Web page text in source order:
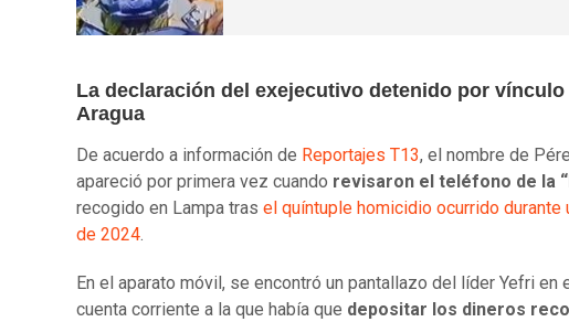
La declaración del exejecutivo detenido por vínculo
Aragua
De acuerdo a información de Reportajes T13, el nombre de
apareció por primera vez cuando revisaron el teléfono de la
recogido en Lampa tras el quíntuple homicidio ocurrido durante
de 2024.
En el aparato móvil, se encontró un pantallazo del líder Yefri en
cuenta corriente a la que había que depositar los dineros